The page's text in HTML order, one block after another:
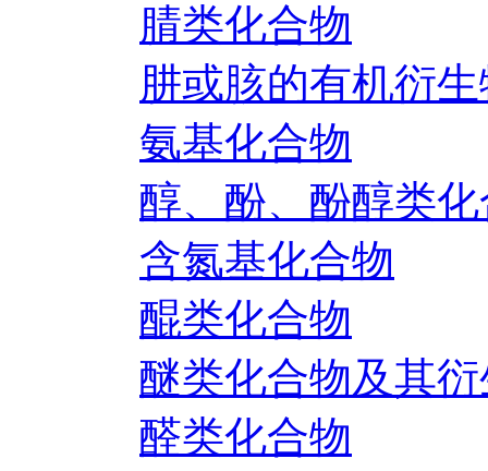
腈类化合物
肼或胲的有机衍
氨基化合物
醇、酚、酚醇类
含氮基化合物
醌类化合物
醚类化合物及其
醛类化合物